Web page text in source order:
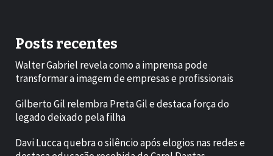
Posts recentes
Walter Gabriel revela como a imprensa pode
transformar a imagem de empresas e profissionais
Gilberto Gil relembra Preta Gil e destaca força do
legado deixado pela filha
Davi Lucca quebra o silêncio após elogios nas redes e